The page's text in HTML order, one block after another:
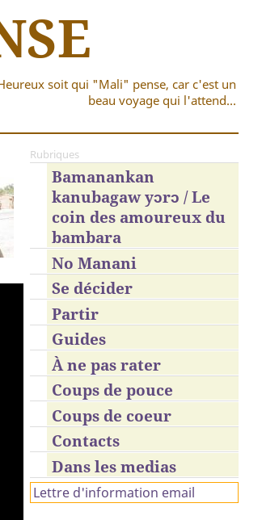
soit qui "Mali" pense, car c'est un
beau voyage qui l'attend...
Rubriques
Bamanankan
kanubagaw yɔrɔ / Le
coin des amoureux du
bambara
No Manani
Se décider
Partir
Guides
À ne pas rater
Coups de pouce
Coups de coeur
Contacts
Dans les medias
Lettre d'information email